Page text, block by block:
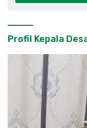
Profil Kepala